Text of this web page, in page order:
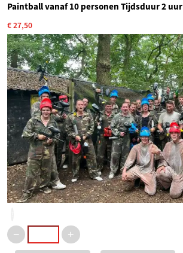
Paintball vanaf 10 personen Tijdsduur 2 uur
€ 27,50